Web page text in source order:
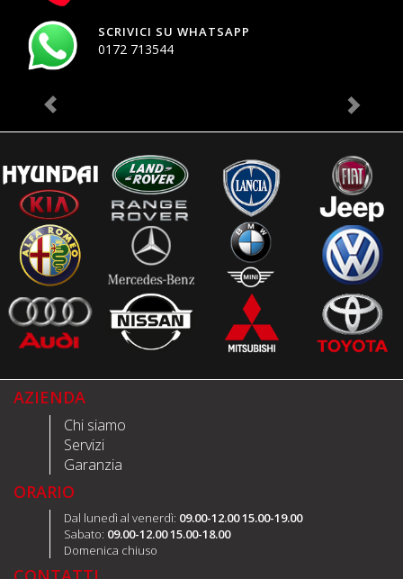
SCRIVICI SU WHATSAPP
0172 713544
AZIENDA
Chi siamo
Servizi
Garanzia
ORARIO
Dal lunedì al venerdì: 09.00-12.00 15.00-19.00
Sabato: 09.00-12.00 15.00-18.00
Domenica chiuso